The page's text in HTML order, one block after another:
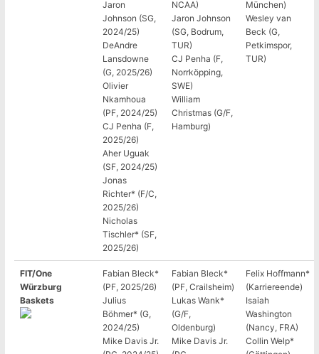
Jaron
Johnson (SG,
2024/25)
DeAndre
Lansdowne
(G, 2025/26)
Olivier
Nkamhoua
(PF, 2024/25)
CJ Penha (F,
2025/26)
Aher Uguak
(SF, 2024/25)
Jonas
Richter* (F/C,
2025/26)
Nicholas
Tischler* (SF,
2025/26)
NCAA)
Jaron Johnson
(SG, Bodrum,
TUR)
CJ Penha (F,
Norrköpping,
SWE)
William
Christmas (G/F,
Hamburg)
München)
Wesley van
Beck (G,
Petkimspor,
TUR)
FIT/One
Würzburg
Baskets
Fabian Bleck*
(PF, 2025/26)
Julius
Böhmer* (G,
2024/25)
Mike Davis Jr.
Fabian Bleck*
(PF, Crailsheim)
Lukas Wank*
(G/F,
Oldenburg)
Mike Davis Jr.
Felix Hoffmann*
(Karriereende)
Isaiah
Washington
(Nancy, FRA)
Collin Welp*